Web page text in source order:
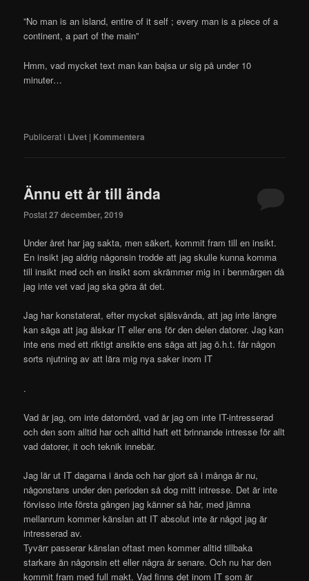
”No man is an island, entire of it self ; every man is a piece of a
continent, a part of the main”
Hmm, vad mycket text man kan bajsa ur sig på under 10
minuter…
Publicerat i Livet | Kommentera
Ännu ett år till ända
Postat27 december, 2019
Under året har jag sakta, men säkert, kommit fram till en insikt.
En insikt jag aldrig någonsin trodde att jag skulle kunna komma
till insikt med och en insikt som skrämmer mig in i benmärgen då
jag inte vet vad jag ska göra åt det.
Jag har konstaterat, efter mycket själsvånda, att jag inte längre
kan säga att jag älskar IT eller ens för den delen datorer. Jag kan
inte ens med ett riktigt ansikte ens säga att jag ö.h.t. får någon
sorts njutning av att lära mig nya saker inom IT
.
Vad är jag, om inte datornörd, vad är jag om inte IT-intresserad
och den som alltid har och alltid haft ett brinnande intresse för allt
vad datorer, it och teknik innebär.
Jag lär ut IT dagarna i ända och har gjort så i många år nu,
någonstans under den perioden så dog mitt intresse. Det är inte
förvisso inte första gången jag känner så här, med jämna
mellanrum kommer känslan att IT absolut inte är något jag är
intresserad av.
Tyvärr passerar känslan oftast men kommer alltid tillbaka
starkare än någonsin ett eller några år senare. Och nu har den
kommit fram med full makt. Vad finns det inom IT som är